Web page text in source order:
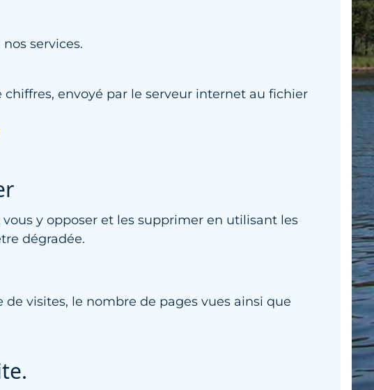
services.
envoyé par le serveur internet au fichier
y opposer et les supprimer en utilisant les
dégradée.
visites, le nombre de pages vues ainsi que